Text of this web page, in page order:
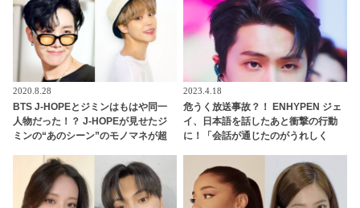
2020.8.28
BTS J-HOPEとジミンはもはや同一
人物だった！？ J-HOPEが見せたジ
ミンの“あのシーン”のモノマネが超
ファンから驚きの声殺到
2023.4.18
危うく放送事故？！ ENHYPEN ジェ
イ、日本語を話したあと衝撃の行動
に！「会話が通じたのがうれしく
貌・・ 全力でよろこびを表現する彼
にメンバー大爆笑